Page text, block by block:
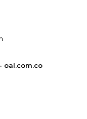
oal.com.co